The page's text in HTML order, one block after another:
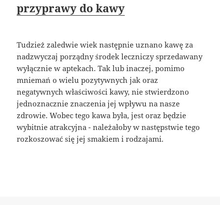
przyprawy do kawy
Tudzież zaledwie wiek następnie uznano kawę za
nadzwyczaj porządny środek leczniczy sprzedawany
wyłącznie w aptekach. Tak lub inaczej, pomimo
mniemań o wielu pozytywnych jak oraz
negatywnych właściwości kawy, nie stwierdzono
jednoznacznie znaczenia jej wpływu na nasze
zdrowie. Wobec tego kawa była, jest oraz będzie
wybitnie atrakcyjna - należałoby w następstwie tego
rozkoszować się jej smakiem i rodzajami.